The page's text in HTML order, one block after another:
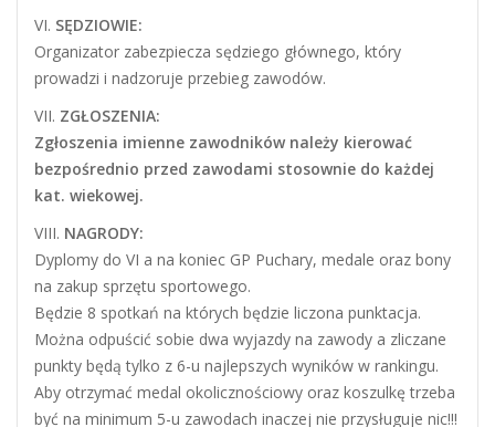
VI. SĘDZIOWIE:
Organizator zabezpiecza sędziego głównego, który
prowadzi i nadzoruje przebieg zawodów.
VII. ZGŁOSZENIA:
Zgłoszenia imienne zawodników należy kierować
bezpośrednio przed zawodami stosownie do każdej
kat. wiekowej.
VIII. NAGRODY:
Dyplomy do VI a na koniec GP Puchary, medale oraz bony
na zakup sprzętu sportowego.
Będzie 8 spotkań na których będzie liczona punktacja.
Można odpuścić sobie dwa wyjazdy na zawody a zliczane
punkty będą tylko z 6-u najlepszych wyników w rankingu.
Aby otrzymać medal okolicznościowy oraz koszulkę trzeba
być na minimum 5-u zawodach inaczej nie przysługuje nic!!!